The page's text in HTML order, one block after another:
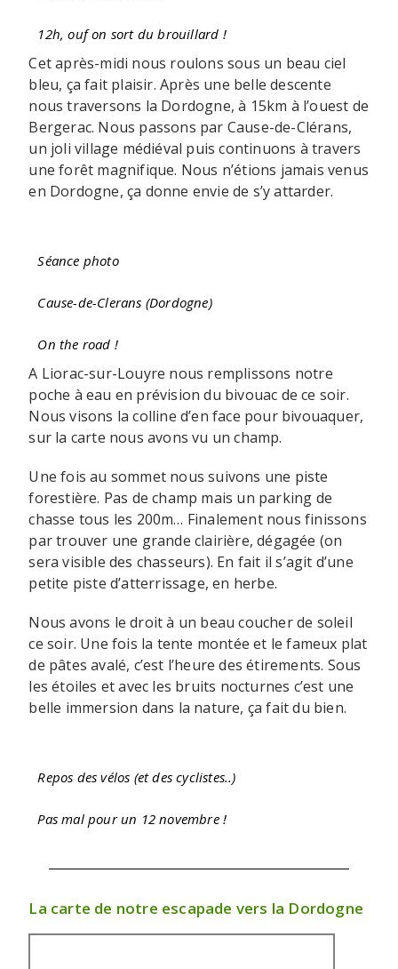
12h, ouf on sort du brouillard !
Cet après-midi nous roulons sous un beau ciel
bleu, ça fait plaisir. Après une belle descente
nous traversons la Dordogne, à 15km à l’ouest de
Bergerac. Nous passons par Cause-de-Clérans,
un joli village médiéval puis continuons à travers
une forêt magnifique. Nous n’étions jamais venus
en Dordogne, ça donne envie de s’y attarder.
Séance photo
Cause-de-Clerans (Dordogne)
On the road !
A Liorac-sur-Louyre nous remplissons notre
poche à eau en prévision du bivouac de ce soir.
Nous visons la colline d’en face pour bivouaquer,
sur la carte nous avons vu un champ.
Une fois au sommet nous suivons une piste
forestière. Pas de champ mais un parking de
chasse tous les 200m… Finalement nous finissons
par trouver une grande clairière, dégagée (on
sera visible des chasseurs). En fait il s’agit d’une
petite piste d’atterrissage, en herbe.
Nous avons le droit à un beau coucher de soleil
ce soir. Une fois la tente montée et le fameux plat
de pâtes avalé, c’est l’heure des étirements. Sous
les étoiles et avec les bruits nocturnes c’est une
belle immersion dans la nature, ça fait du bien.
Repos des vélos (et des cyclistes..)
Pas mal pour un 12 novembre !
La carte de notre escapade vers la Dordogne